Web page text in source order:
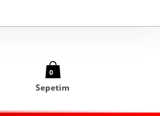
0
Sepetim